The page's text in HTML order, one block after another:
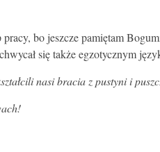
bo jeszcze pamiętam
się także egzotycznym
nasi bracia z pustyni i